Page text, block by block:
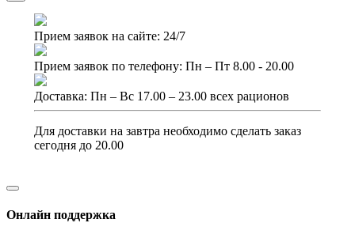
Прием заявок на сайте: 24/7
Прием заявок по телефону: Пн – Пт 8.00 - 20.00
Доставка: Пн – Вс 17.00 – 23.00 всех рационов
Для доставки на завтра необходимо сделать заказ
сегодня до 20.00
Онлайн поддержка